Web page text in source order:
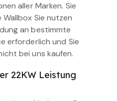
aller Marken. Sie
Sie nutzen
an bestimmte
erforderlich und Sie
bei uns kaufen.
22KW Leistung